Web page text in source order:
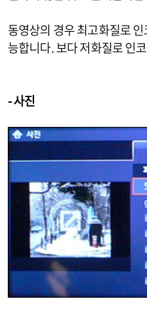
동영상의 경우 최고화질로
능합니다. 보다 저화질로 인
- 사진